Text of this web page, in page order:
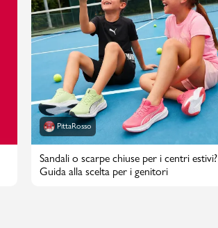
PittaRosso
Sandali o scarpe chiuse per i centri estivi?
Guida alla scelta per i genitori